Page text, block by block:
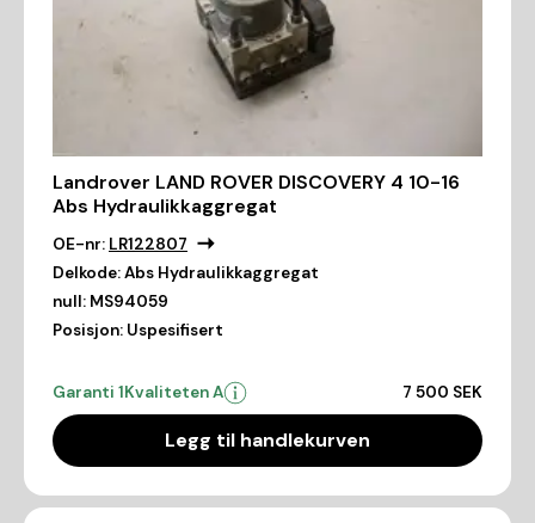
Landrover LAND ROVER DISCOVERY 4 10-16
Abs Hydraulikkaggregat
OE-nr: LR122807
Delkode:Abs Hydraulikkaggregat
null: MS94059
Posisjon: Uspesifisert
Garanti 1Kvaliteten A 7 500 SEK
Legg til handlekurven